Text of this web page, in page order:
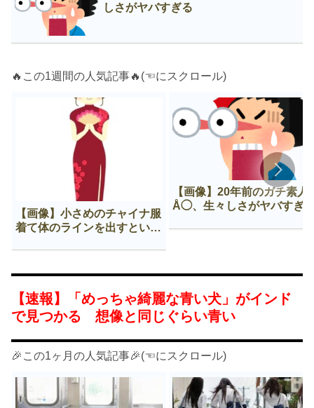
しさがヤバすぎる
🔥この1週間の人気記事🔥(☜にスクロール)
【画像】小さめのチャイナ服
着て体のラインを出すという
【画像】20年前のガチ素人
Å◯、生々しさがヤバすぎ
【速報】「めっちゃ綺麗な青い犬」がインド
で見つかる 想像と同じぐらい青い
🎉この1ヶ月の人気記事🎉(☜にスクロール)